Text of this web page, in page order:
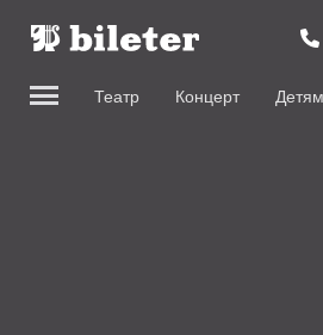
Театр Концерт Детям